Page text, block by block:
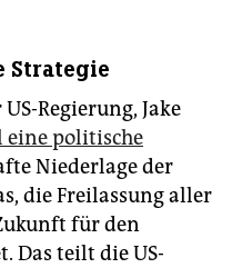
Strategie
Regierung, Jake
eine politische
Niederlage der
die Freilassung aller
für den
Das teilt die US-